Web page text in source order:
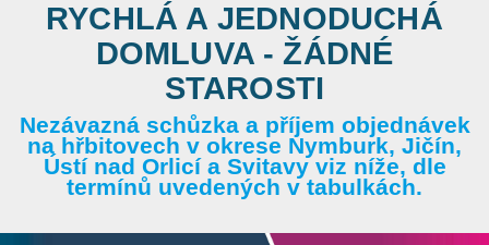
RYCHLÁ A JEDNODUCHÁ
DOMLUVA - ŽÁDNÉ
STAROSTI
Nezávazná schůzka a příjem objednávek
na hřbitovech v okrese Nymburk, Jičín,
Ústí nad Orlicí a Svitavy viz níže, dle
termínů uvedených v tabulkách.